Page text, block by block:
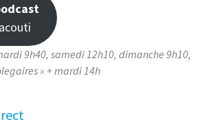
9h40, samedi 12h10, dimanche 9h10,
» + mardi 14h